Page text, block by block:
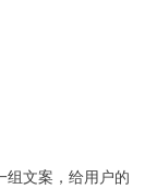
组文案，给用户的